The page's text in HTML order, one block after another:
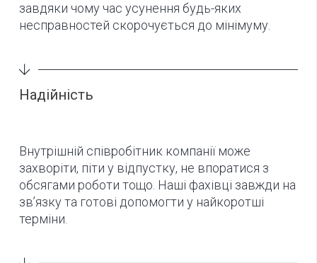
завдяки чому час усунення будь-яких
несправностей скорочується до мінімуму.
Надійність
Внутрішній співробітник компанії може
захворіти, піти у відпустку, не впоратися з
обсягами роботи тощо. Наші фахівці завжди на
зв’язку та готові допомогти у найкоротші
терміни.